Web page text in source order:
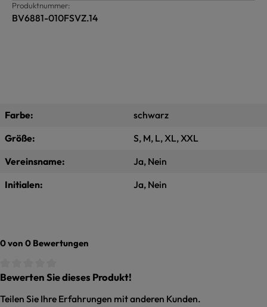
Produktnummer:
BV6881-010FSVZ.14
Farbe:
schwarz
Größe:
S, M, L, XL, XXL
Vereinsname:
Ja, Nein
Initialen:
Ja, Nein
0 von 0 Bewertungen
Durchschnittliche Bewertung von 0 von 5 Sternen
Bewerten Sie dieses Produkt!
Teilen Sie Ihre Erfahrungen mit anderen Kunden.